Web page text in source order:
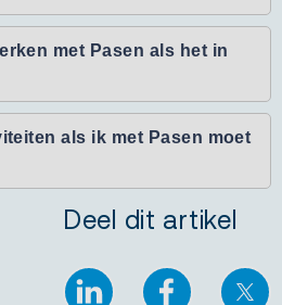
met Pasen als het in
als ik met Pasen moet
Deel dit artikel